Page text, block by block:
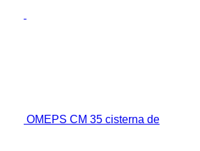
OMEPS CM 35 cisterna de